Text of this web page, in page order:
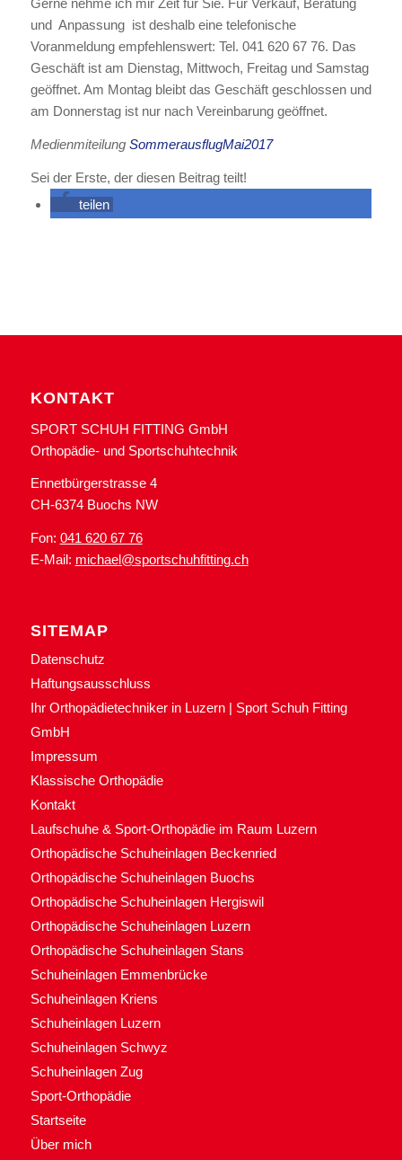
Gerne nehme ich mir Zeit für Sie. Für Verkauf, Beratung
und Anpassung ist deshalb eine telefonische
Voranmeldung empfehlenswert: Tel. 041 620 67 76. Das
Geschäft ist am Dienstag, Mittwoch, Freitag und Samstag
geöffnet. Am Montag bleibt das Geschäft geschlossen und
am Donnerstag ist nur nach Vereinbarung geöffnet.
Medienmiteilung SommerausflugMai2017
Sei der Erste, der diesen Beitrag teilt!
teilen
KONTAKT
SPORT SCHUH FITTING GmbH
Orthopädie- und Sportschuhtechnik
Ennetbürgerstrasse 4
CH-6374 Buochs NW
Fon: 041 620 67 76
E-Mail: michael@sportschuhfitting.ch
SITEMAP
Datenschutz
Haftungsausschluss
Ihr Orthopädietechniker in Luzern | Sport Schuh Fitting
GmbH
Impressum
Klassische Orthopädie
Kontakt
Laufschuhe & Sport-Orthopädie im Raum Luzern
Orthopädische Schuheinlagen Beckenried
Orthopädische Schuheinlagen Buochs
Orthopädische Schuheinlagen Hergiswil
Orthopädische Schuheinlagen Luzern
Orthopädische Schuheinlagen Stans
Schuheinlagen Emmenbrücke
Schuheinlagen Kriens
Schuheinlagen Luzern
Schuheinlagen Schwyz
Schuheinlagen Zug
Sport-Orthopädie
Startseite
Über mich